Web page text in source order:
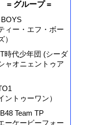
= グループ =
ィー・エフ・ボー
）
時代少年団 (シーダ
ャオニェントゥア
ントゥーワン）
Team TP
ーケービーフォー